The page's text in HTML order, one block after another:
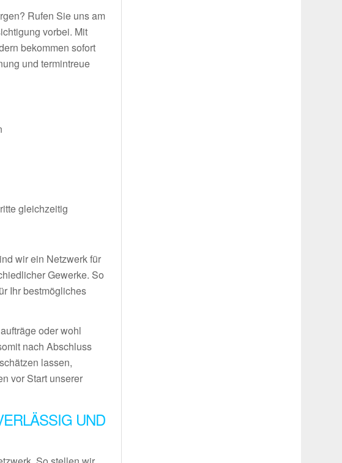
Rufen Sie uns am
vorbei. Mit
bekommen sofort
und termintreue
gleichzeitig
wir ein Netzwerk für
Gewerke. So
Ihr bestmögliches
oder wohl
nach Abschluss
lassen,
vor Start unserer
UND